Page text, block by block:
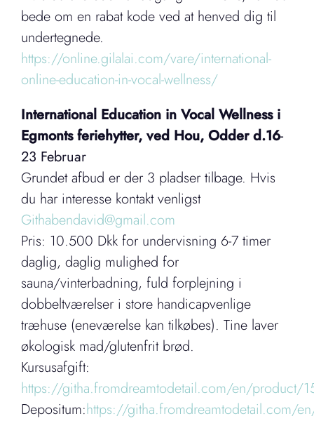
bede om en rabat kode ved at henved dig til
undertegnede.
https://online.gilalai.com/vare/international-
online-education-in-vocal-wellness/
International Education in Vocal Wellness i
Egmonts feriehytter, ved Hou, Odder d.16-
23 Februar
Grundet afbud er der 3 pladser tilbage. Hvis
du har interesse kontakt venligst
Githabendavid@gmail.com
Pris: 10.500 Dkk for undervisning 6-7 timer
daglig, daglig mulighed for
sauna/vinterbadning, fuld forplejning i
dobbeltværelser i store handicapvenlige
træhuse (eneværelse kan tilkøbes). Tine laver
økologisk mad/glutenfrit brød.
Kursusafgift:
https://githa.fromdreamtodetail.com/en/product/
Depositum:https://githa.fromdreamtodetail.com/